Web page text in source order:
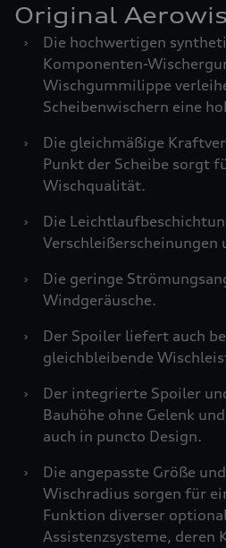
Original
›
Die hochwertigen
Komponenten-
Wischgummilippe
Scheibenwischern eine
›
Die gleichmäßige
Punkt der Scheibe sorgt
Wischqualität.
›
Die
Verschleißerscheinungen
›
Die geringe
Windgeräusche.
›
Der Spoiler liefert auch
gleichbleibende
›
Der integrierte Spoiler
Bauhöhe ohne Gelenk
auch in puncto Design.
›
Die angepasste Größe
Wischradius sorgen für
Funktion diverser
Assistenzsysteme, deren